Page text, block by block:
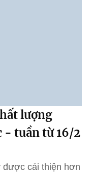
lượng
- tuần từ 16/2
được cải thiện hơn